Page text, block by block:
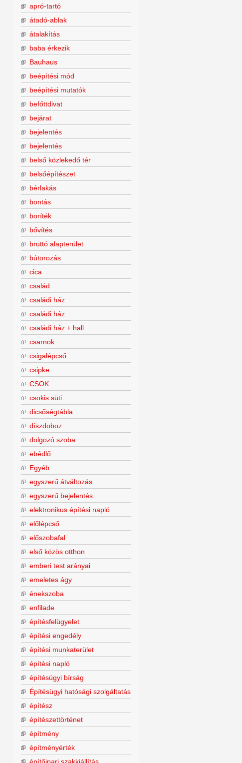
apró-tartó
átadó-ablak
átalakítás
baba érkezik
Bauhaus
beépítési mód
beépítési mutatók
befőttdivat
bejárat
bejelentés
bejelentés
belső közlekedő tér
belsőépítészet
bérlakás
bontás
boríték
bővítés
bruttó alapterület
bútorozás
cica
család
családi ház
családi ház
családi ház + hall
csarnok
csigalépcső
csipke
CSOK
csokis süti
dicsőségtábla
díszdoboz
dolgozó szoba
ebédlő
Egyéb
egyszerű átváltozás
egyszerű bejelentés
elektronikus építési napló
előlépcső
előszobafal
első közös otthon
emberi test arányai
emeletes ágy
énekszoba
enfilade
építésfelügyelet
építési engedély
építési munkaterület
építési napló
építésügyi bírság
Építésügyi hatósági szolgáltatás
építész
építészettörténet
építmény
építményérték